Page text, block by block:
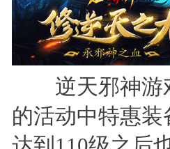
逆天邪神游戏
的活动中特惠